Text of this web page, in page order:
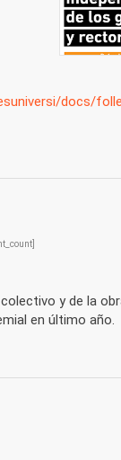
docs/
y de la
en último año.